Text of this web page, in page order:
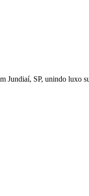
Jundiaí, SP, unindo luxo